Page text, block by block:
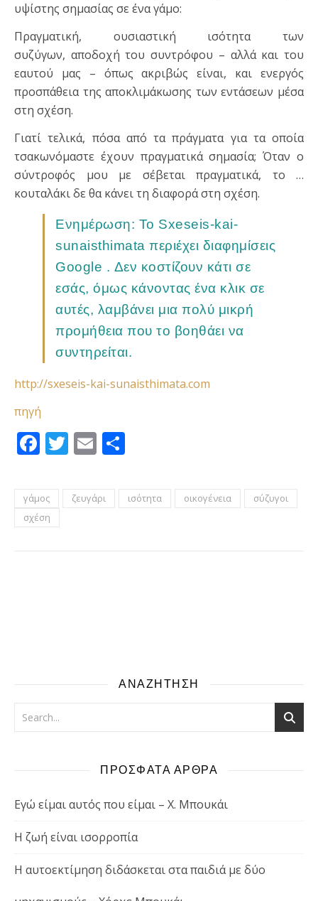
υψίστης σημασίας σε ένα γάμο:
Πραγματική, ουσιαστική ισότητα των
συζύγων, αποδοχή του συντρόφου – αλλά και του
εαυτού μας – όπως ακριβώς είναι, και ενεργός
προσπάθεια της αποκλιμάκωσης των εντάσεων μέσα
στη σχέση.
Γιατί τελικά, πόσα από τα πράγματα για τα οποία
τσακωνόμαστε έχουν πραγματικά σημασία; Όταν ο
σύντροφός μου με σέβεται πραγματικά, το …
κουταλάκι δε θα κάνει τη διαφορά στη σχέση.
Ενημέρωση: Το Sxeseis-kai-
sunaisthimata περιέχει διαφημίσεις
Google . Δεν κοστίζουν κάτι σε
εσάς, όμως κάνοντας ένα κλικ σε
αυτές, λαμβάνει μια πολύ μικρή
προμήθεια που το βοηθάει να
συντηρείται.
http://sxeseis-kai-sunaisthimata.com
πηγή
Facebook
Twitter
Email
γάμος ζευγάρι ισότητα οικογένεια
σύζυγοι
σχέση
ΑΝΑΖΗΤΗΣΗ
ΠΡΟΣΦΑΤΑ ΑΡΘΡΑ
Εγώ είμαι αυτός που είμαι – Χ. Μπουκάι
Η ζωή είναι ισορροπία
Η αυτοεκτίμηση διδάσκεται στα παιδιά με δύο